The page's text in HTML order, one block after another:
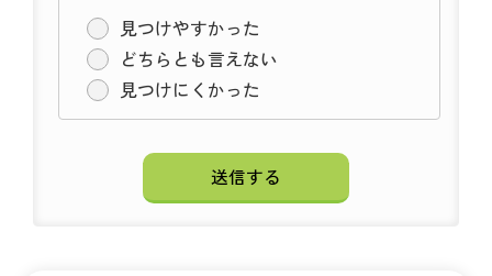
見つけやすかった
どちらとも言えない
見つけにくかった